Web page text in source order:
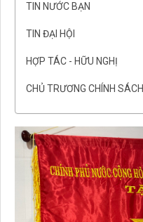
TIN NƯỚC BẠN
TIN ĐẠI HỘI
HỢP TÁC - HỮU NGHỊ
CHỦ TRƯƠNG CHÍNH SÁCH